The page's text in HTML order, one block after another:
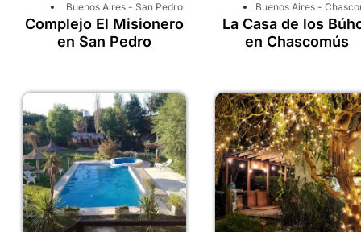
Buenos Aires - San Pedro
Complejo El Misionero
en San Pedro
Buenos Aires -
La Casa de los
en Chascomús